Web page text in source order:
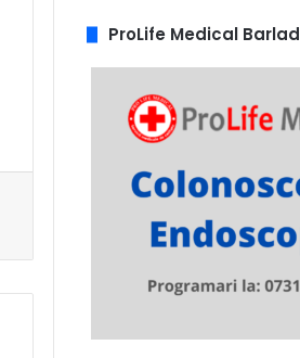
ProLife Medical Barlad